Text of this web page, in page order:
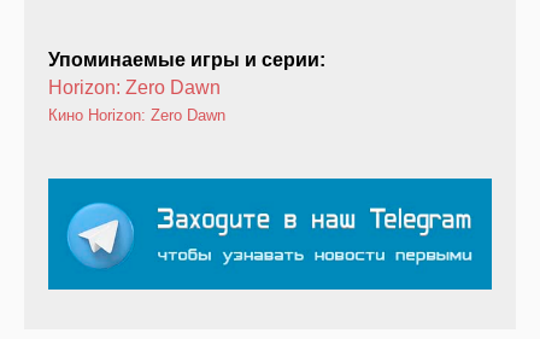
Упоминаемые игры и серии:
Horizon: Zero Dawn
Кино Horizon: Zero Dawn